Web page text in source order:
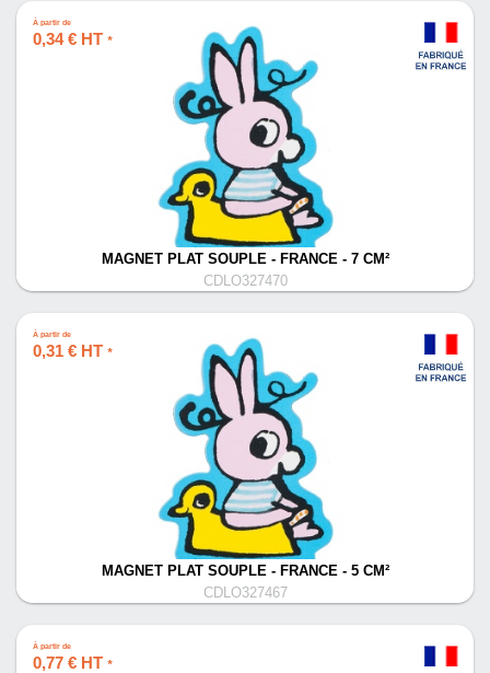
À partir de
0,34 € HT *
MAGNET PLAT SOUPLE - FRANCE - 7 CM²
CDLO327470
À partir de
0,31 € HT *
MAGNET PLAT SOUPLE - FRANCE - 5 CM²
CDLO327467
À partir de
0,77 € HT *